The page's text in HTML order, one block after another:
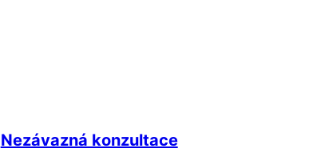
Nezávazná konzultace